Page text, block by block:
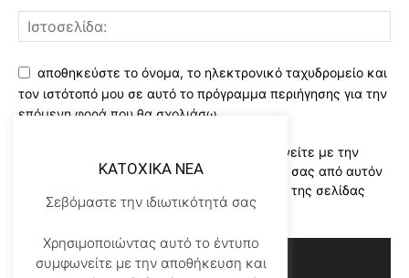
αποθηκεύστε το όνομα, το ηλεκτρονικό ταχυδρομείο και
τον ιστότοπό μου σε αυτό το πρόγραμμα περιήγησης για την
επόμενη φορά που θα σχολιάσω.
Χρησιμοποιώντας αυτό το έντυπο συμφωνείτε με την
αποθήκευση και χειρισμό των δεδομένων σας από αυτόν
τον ιστότοπο..Διαβάστε του ορους χρήσης της σελίδας
μας*
KATOXIKA NEA
Σεβόμαστε την ιδιωτικότητά σας
Χρησιμοποιώντας αυτό το έντυπο
συμφωνείτε με την αποθήκευση και